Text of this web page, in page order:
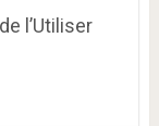
l’Utiliser